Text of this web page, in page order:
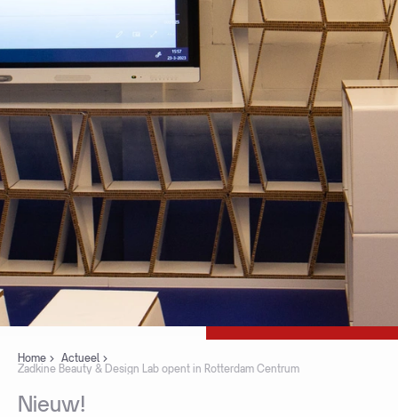
Home
Actueel
Zadkine Beauty & Design Lab opent in Rotterdam Centrum
Nieuw!